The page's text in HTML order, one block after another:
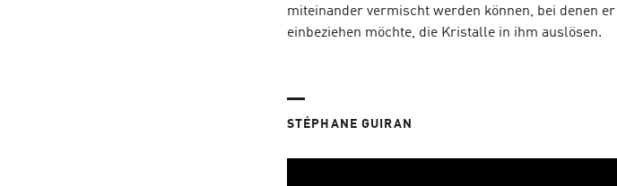
miteinander vermischt werden können, bei denen
einbeziehen möchte, die Kristalle in ihm auslösen.
STÉPHANE GUIRAN